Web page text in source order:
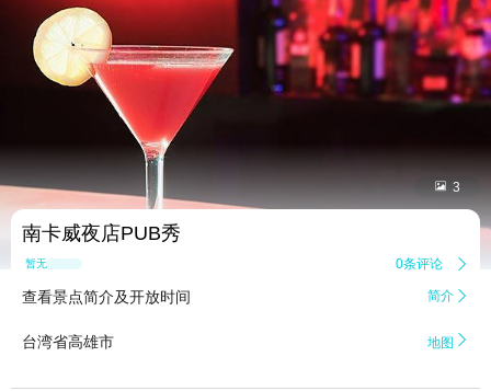
 3
南卡威夜店PUB秀
暂无点评 0条评论 
查看景点简介及开放时间 简介 
台湾省高雄市 地图 